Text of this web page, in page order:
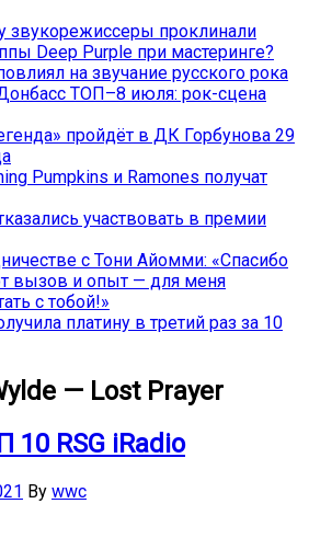
звукорежиссеры проклинали
Deep Purple при мастеринге?
на звучание русского рока
ТОП–8 июля: рок-сцена
пройдёт в ДК Горбунова 29
Pumpkins и Ramones получат
участвовать в премии
с Тони Айомми: «Спасибо
вызов и опыт — для меня
с тобой!»
платину в третий раз за 10
— Lost Prayer
RSG iRadio
By wwc